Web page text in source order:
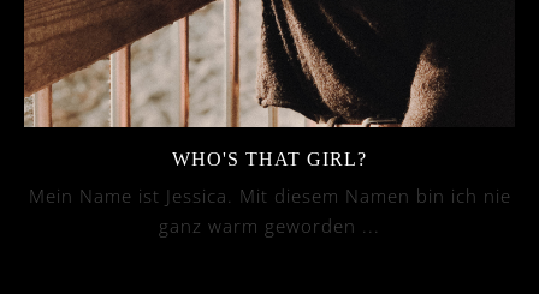
WHO'S THAT GIRL?
Mein Name ist Jessica. Mit diesem Namen bin ich nie
ganz warm geworden ...